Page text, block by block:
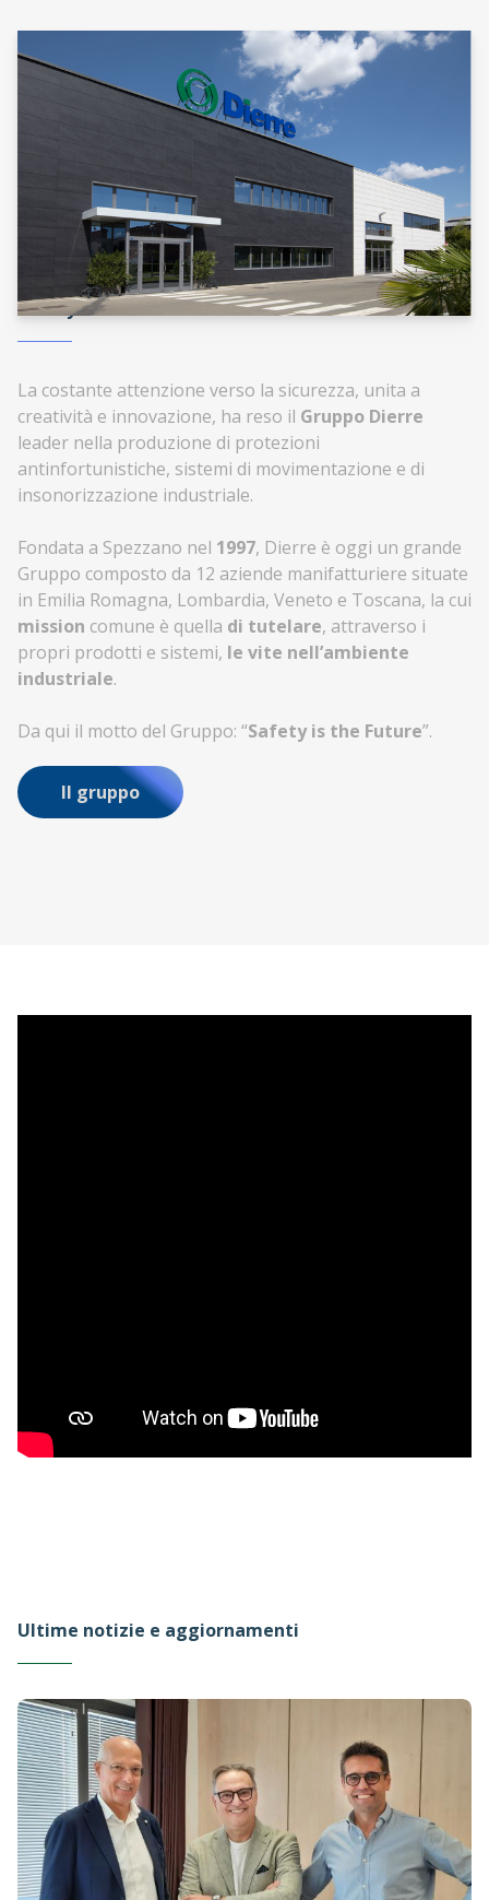
Safety is the future
La costante attenzione verso la sicurezza, unita a
creatività e innovazione, ha reso il Gruppo Dierre
leader nella produzione di protezioni
antinfortunistiche, sistemi di movimentazione e di
insonorizzazione industriale.
Fondata a Spezzano nel 1997, Dierre è oggi un grande
Gruppo composto da 12 aziende manifatturiere situate
in Emilia Romagna, Lombardia, Veneto e Toscana, la cui
mission comune è quella di tutelare, attraverso i
propri prodotti e sistemi, le vite nell’ambiente
industriale.
Da qui il motto del Gruppo: “Safety is the Future”.
Il gruppo
Ultime notizie e aggiornamenti